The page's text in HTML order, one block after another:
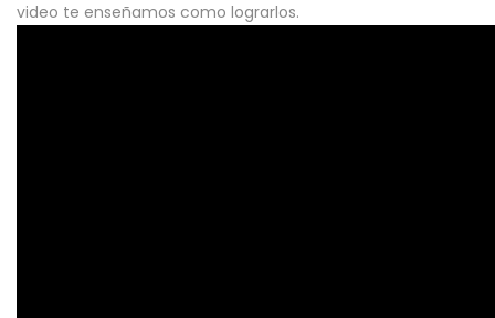
video te enseñamos como lograrlos.